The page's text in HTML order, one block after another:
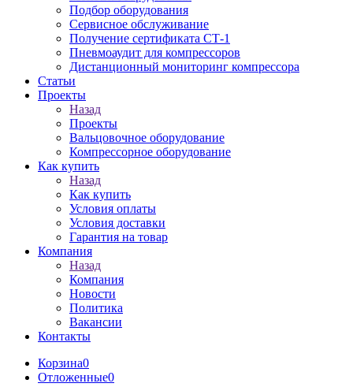
Подбор оборудования
Сервисное обслуживание
Получение сертификата СТ-1
Пневмоаудит для компрессоров
Дистанционный мониторинг компрессора
Статьи
Проекты
Назад
Проекты
Вальцовочное оборудование
Компрессорное оборудование
Как купить
Назад
Как купить
Условия оплаты
Условия доставки
Гарантия на товар
Компания
Назад
Компания
Новости
Политика
Вакансии
Контакты
Корзина0
Отложенные0